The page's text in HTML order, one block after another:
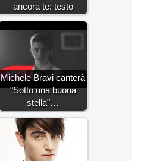
ancora te: testo
Michele Bravi canterà
"Sotto una buona
stella"…